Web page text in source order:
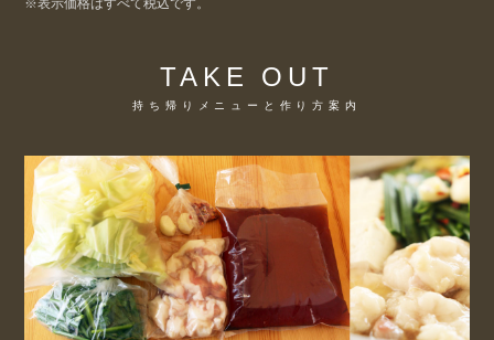
TAKE OUT
持ち帰りメニューと作り方案内